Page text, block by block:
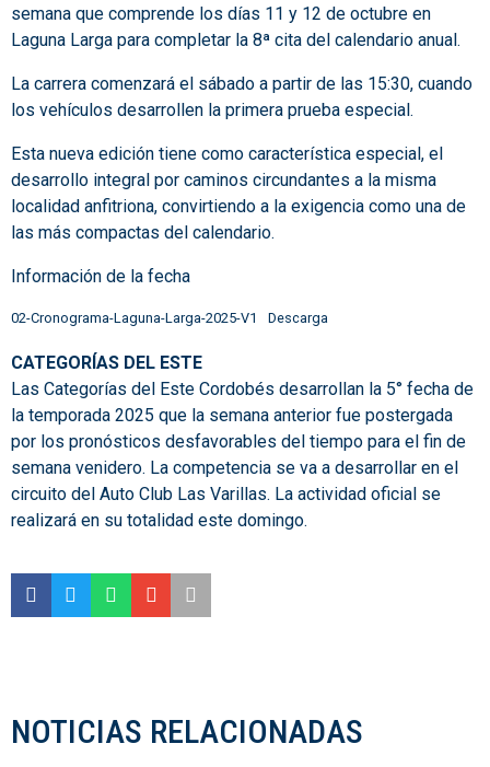
semana que comprende los días 11 y 12 de octubre en
Laguna Larga para completar la 8ª cita del calendario anual.
La carrera comenzará el sábado a partir de las 15:30, cuando
los vehículos desarrollen la primera prueba especial.
Esta nueva edición tiene como característica especial, el
desarrollo integral por caminos circundantes a la misma
localidad anfitriona, convirtiendo a la exigencia como una de
las más compactas del calendario.
Información de la fecha
02-Cronograma-Laguna-Larga-2025-V1 Descarga
CATEGORÍAS DEL ESTE
Las Categorías del Este Cordobés desarrollan la 5° fecha de
la temporada 2025 que la semana anterior fue postergada
por los pronósticos desfavorables del tiempo para el fin de
semana venidero. La competencia se va a desarrollar en el
circuito del Auto Club Las Varillas. La actividad oficial se
realizará en su totalidad este domingo.
NOTICIAS RELACIONADAS